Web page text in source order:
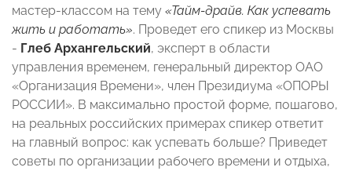
мастер-классом на тему «Тайм-драйв. Как успевать
жить и работать». Проведет его спикер из Москвы
- Глеб Архангельский, эксперт в области
управления временем, генеральный директор ОАО
«Организация Времени», член Президиума «ОПОРЫ
РОССИИ». В максимально простой форме, пошагово,
на реальных российских примерах спикер ответит
на главный вопрос: как успевать больше? Приведет
советы по организации рабочего времени и отдыха,